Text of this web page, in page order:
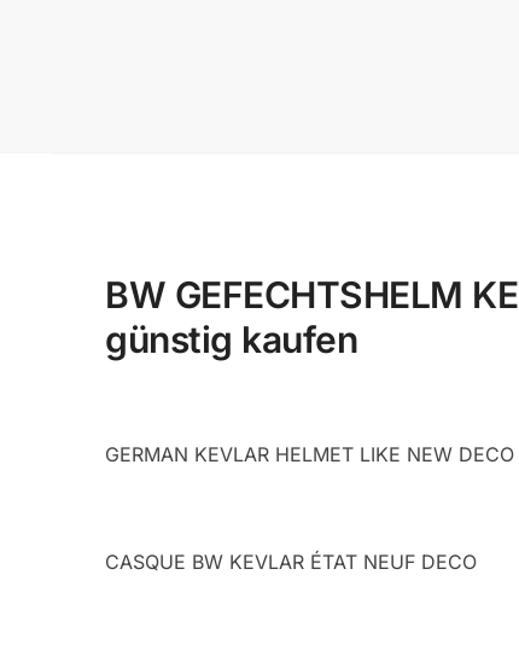
BW GEFECHTSHELM
günstig kaufen
GERMAN KEVLAR HELMET LIKE NEW DECO
CASQUE BW KEVLAR ÉTAT NEUF DECO